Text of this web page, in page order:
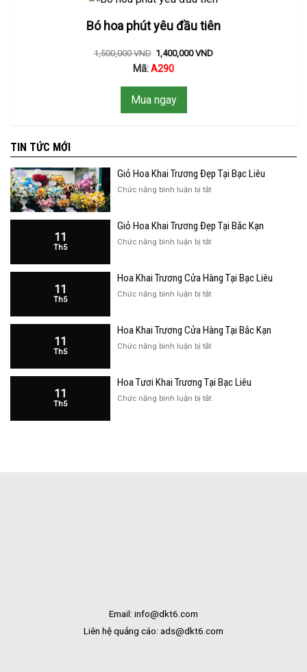
Bó hoa phút yêu đầu tiên
1,500,000VND 1,400,000VND
Mã:A290
Mua ngay
TIN TỨC MỚI
Giỏ Hoa Khai Trương Đẹp Tại Bạc Liêu
Chức năng bình luận bị tắtở
Khai
Đẹp
Liêu
11
Th5
Giỏ Hoa Khai Trương Đẹp Tại Bắc Kạn
Chức năng bình luận bị tắtở
Khai
Đẹp
Kạn
11
Th5
Hoa Khai Trương Cửa Hàng Tại Bạc Liêu
Chức năng bình luận bị tắtở
Trương
Hàng
Liêu
11
Th5
Hoa Khai Trương Cửa Hàng Tại Bắc Kạn
Chức năng bình luận bị tắtở
Trương
Hàng
11
Th5
Hoa Tươi Khai Trương Tại Bạc Liêu
Chức năng bình luận bị tắtở
Email: info@dkt6.com
Liên hệ quảng cáo: ads@dkt6.com